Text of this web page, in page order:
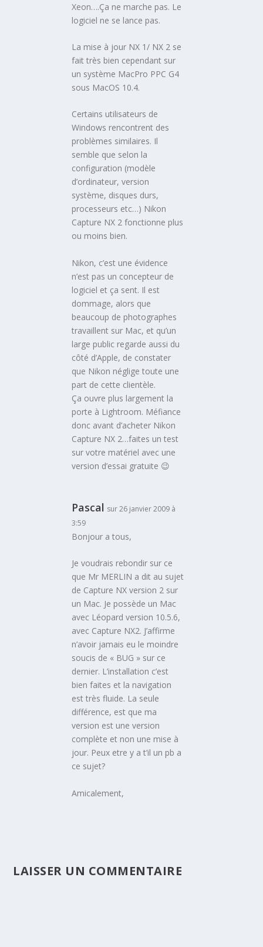
Xeon….Ça ne marche pas. Le
logiciel ne se lance pas.
La mise à jour NX 1/ NX 2 se
fait très bien cependant sur
un système MacPro PPC G4
sous MacOS 10.4.
Certains utilisateurs de
Windows rencontrent des
problèmes similaires. Il
semble que selon la
configuration (modèle
d’ordinateur, version
système, disques durs,
processeurs etc…) Nikon
Capture NX 2 fonctionne plus
ou moins bien.
Nikon, c’est une évidence
n’est pas un concepteur de
logiciel et ça sent. Il est
dommage, alors que
beaucoup de photographes
travaillent sur Mac, et qu’un
large public regarde aussi du
côté d’Apple, de constater
que Nikon néglige toute une
part de cette clientèle.
Ça ouvre plus largement la
porte à Lightroom. Méfiance
donc avant d’acheter Nikon
Capture NX 2…faites un test
sur votre matériel avec une
version d’essai gratuite 😉
Pascal sur 26 janvier 2009 à
3:59
Bonjour a tous,
Je voudrais rebondir sur ce
que Mr MERLIN a dit au sujet
de Capture NX version 2 sur
un Mac. Je possède un Mac
avec Léopard version 10.5.6,
avec Capture NX2. J’affirme
n’avoir jamais eu le moindre
soucis de « BUG » sur ce
dernier. L’installation c’est
bien faites et la navigation
est très fluide. La seule
différence, est que ma
version est une version
complète et non une mise à
jour. Peux etre y a t’il un pb a
ce sujet?
Amicalement,
LAISSER UN COMMENTAIRE